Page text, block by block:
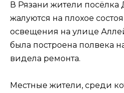
В Рязани жители посёлка
жалуются на плохое
освещения на улице
была построена полвека
видела ремонта.
Местные жители, среди